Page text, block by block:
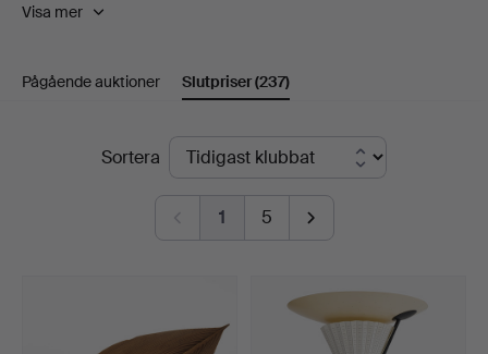
exemplar som man får svårt att finna två av.
som här kan nämnas. Det i samma andetag som ett
Berndt Friberg, ett Surfboard table av Charles Eames,
en åtråvärd elefant av Lisa Larson, en Bagatelle-vas
från franska Lalique, dränkt i art nouveau och så mitt
upp i allt, några hemdatorer av den där charmigt gamla
Känn er varm välkomna till Crafoord Auktioner
Visa mer
Pågående auktioner Slutpriser(237)
SlutpriserSortera
1 5